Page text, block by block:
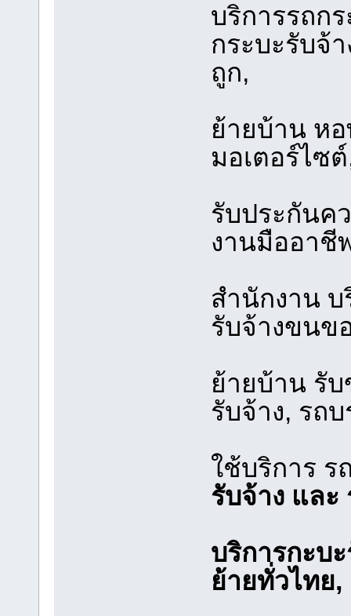
บริการรถก
กระบะรับจ้
ถูก,
ย้ายบ้าน ห
มอเตอร์ไซ
รับประกันค
งานมืออาชี
สำนักงาน
รับจ้างขนข
ย้ายบ้าน รั
รับจ้าง, รถ
ใช้บริการ ร
รับจ้าง และ
บริการกะบ
ย้ายทั่วไทย, ‎